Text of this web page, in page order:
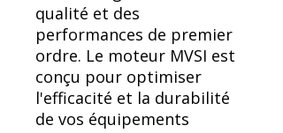
qualité et des
performances de premier
ordre. Le moteur MVSI est
conçu pour optimiser
l'efficacité et la durabilité
de vos équipements